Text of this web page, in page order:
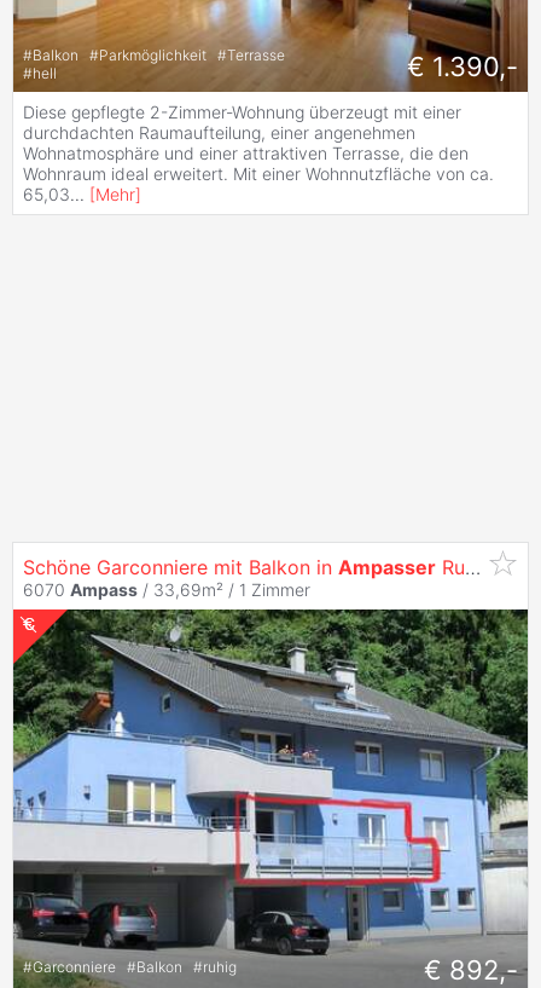
#Balkon #Parkmöglichkeit #Terrasse
#hell € 1.390,-
Diese gepflegte 2-Zimmer-Wohnung überzeugt mit einer
durchdachten Raumaufteilung, einer angenehmen
Wohnatmosphäre und einer attraktiven Terrasse, die den
Wohnraum ideal erweitert. Mit einer Wohnnutzfläche von ca.
65,03... [Mehr]
Schöne Garconniere mit Balkon in Ampasser Ruhelage
6070 Ampass / 33,69m² / 1 Zimmer
#Garconniere #Balkon #ruhig € 892,-